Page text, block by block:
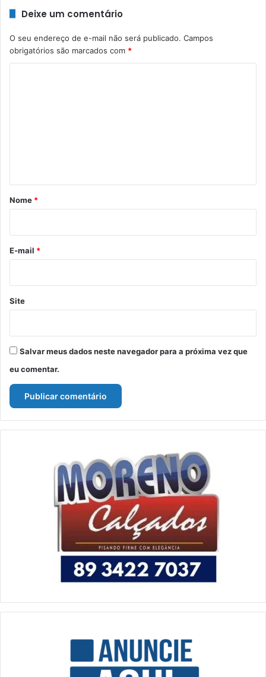
Deixe um comentário
O seu endereço de e-mail não será publicado. Campos
obrigatórios são marcados com *
r
*
Nome *
E-mail *
Site
Salvar meus dados neste navegador para a próxima vez que
eu comentar.